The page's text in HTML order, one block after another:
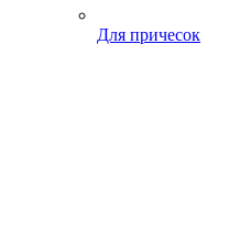
Для причесок